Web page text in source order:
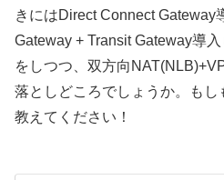
きにはDirect Connect Gateway
Gateway + Transit Gateway導
をしつつ、双方向
落としどころでしょうか。も
教えてください！